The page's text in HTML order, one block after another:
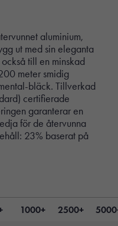
aluminium,
ut med sin eleganta
till en minskad
meter smidig
bläck. Tillverkad
certifierade
garanterar en
för de återvunna
23% baserat på
1000+ 2500+